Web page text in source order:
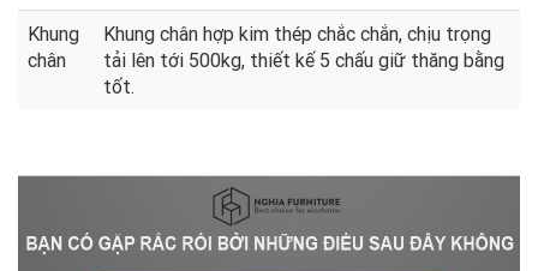
Khung
chân
Khung chân hợp kim thép chắc chắn, chịu trọng
tải lên tới 500kg, thiết kế 5 chấu giữ thăng bằng
tốt.